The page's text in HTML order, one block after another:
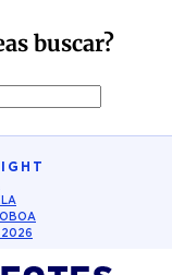
buscar?
2026